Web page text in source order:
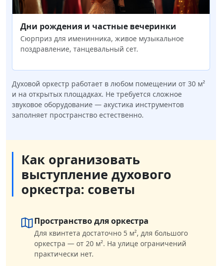
Дни рождения и частные вечеринки
Сюрприз для именинника, живое музыкальное
поздравление, танцевальный сет.
Духовой оркестр работает в любом помещении от 30 м²
и на открытых площадках. Не требуется сложное
звуковое оборудование — акустика инструментов
заполняет пространство естественно.
Как организовать
выступление духового
оркестра: советы
Пространство для оркестра
Для квинтета достаточно 5 м², для большого
оркестра — от 20 м². На улице ограничений
практически нет.